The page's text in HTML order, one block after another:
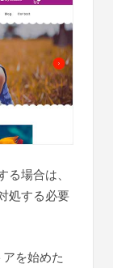
場合は、
処する必要
を始めた